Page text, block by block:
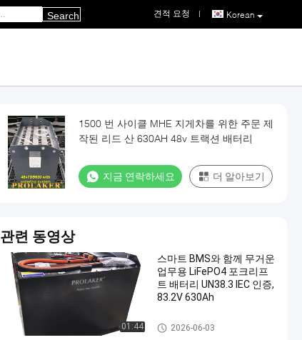
Korean
견적 요청 |
Search
1500 번 사이클 MHE 지게차를 위한 주문 제
작된 리드 산 630AH 48v 트랙션 배터리
지금 연락하세요 더 알아보기
관련 동영상
01:44
스마트 BMS와 함께 무거운
업무용 LiFePO4 포크리프
트 배터리 UN38.3 IEC 인증,
83.2V 630Ah
포크리프트 견인 건전지
2026-06-03